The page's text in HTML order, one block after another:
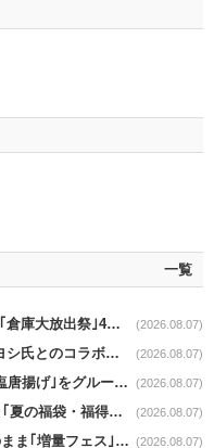
一覧
島忠news｜展示品家具が最大50％オフ｢倉庫大放出祭｣4店舗限定で開催 (2026.08.07)
ハンズnews｜創業50周年記念･ムロツヨシ氏とのコラボ企画｢ムロハンズ｣開催 (2026.08.07)
U.S.M.Hnews｜ ｢４種だしの国産むね塩唐揚げ｣をグループ610店で共同販促 (2026.08.07)
PLANTnews｜お盆向けごちそう商品と｢夏の福袋・福得カート｣8/8から開催 (2026.08.07)
JR東日本news｜人気商品がお値段そのまま｢増量フェス｣8/18から開催 (2026.08.07)